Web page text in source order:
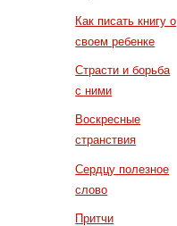
Как писать книгу о
своем ребенке
Страсти и борьба
с ними
Воскресные
странствия
Сердцу полезное
слово
Притчи